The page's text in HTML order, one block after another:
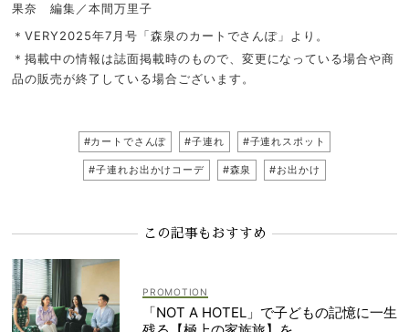
果奈 編集／本間万里子
＊VERY2025年7月号「森泉のカートでさんぽ」より。
＊掲載中の情報は誌面掲載時のもので、変更になっている場合や商
品の販売が終了している場合ございます。
#カートでさんぽ #子連れ #子連れスポット
#子連れお出かけコーデ #森泉 #お出かけ
この記事もおすすめ
「NOT A HOTEL」で子どもの記憶に一生